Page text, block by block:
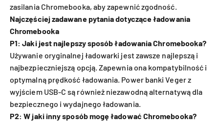
zasilania Chromebooka, aby zapewnić zgodność.
Najczęściej zadawane pytania dotyczące ładowania
Chromebooka
P1: Jaki jest najlepszy sposób ładowania Chromebooka?
Używanie oryginalnej ładowarki jest zawsze najlepszą i
najbezpieczniejszą opcją. Zapewnia ona kompatybilność i
optymalną prędkość ładowania. Power banki Veger z
wyjściem USB-C są również niezawodną alternatywą dla
bezpiecznego i wydajnego ładowania.
P2: W jaki inny sposób mogę ładować Chromebooka?